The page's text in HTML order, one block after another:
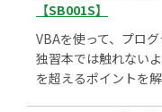
【SB001S】
VBAを使って、プロ
独習本では触れない
を超えるポイントを解